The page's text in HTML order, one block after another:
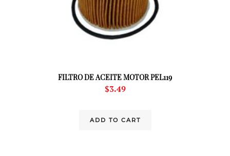
FILTRO DE ACEITE MOTOR PEL119
$3.49
ADD TO CART